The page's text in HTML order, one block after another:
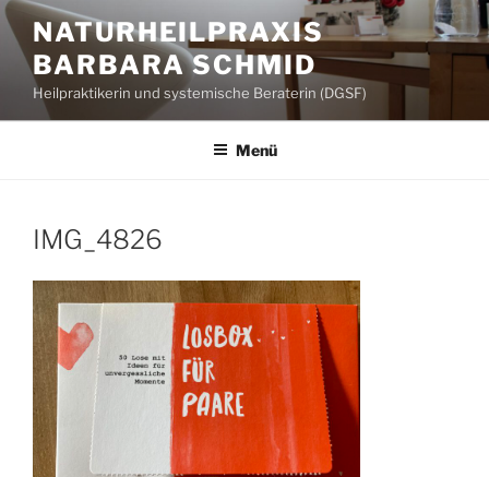
Zum
Inhalt
springen
NATURHEILPRAXIS
BARBARA SCHMID
Heilpraktikerin und systemische Beraterin (DGSF)
Menü
IMG_4826